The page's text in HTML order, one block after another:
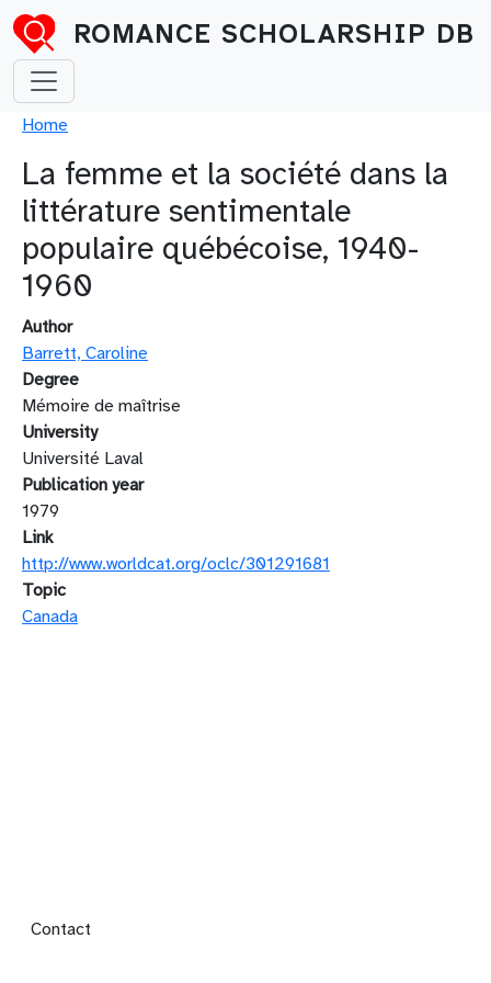
Skip to main content
ROMANCE SCHOLARSHIP DB
Breadcrumb
Home
La femme et la société dans la
littérature sentimentale
populaire québécoise, 1940-
1960
Author
Barrett, Caroline
Degree
Mémoire de maîtrise
University
Université Laval
Publication year
1979
Link
http://www.worldcat.org/oclc/301291681
Topic
Canada
Footer menu
Contact